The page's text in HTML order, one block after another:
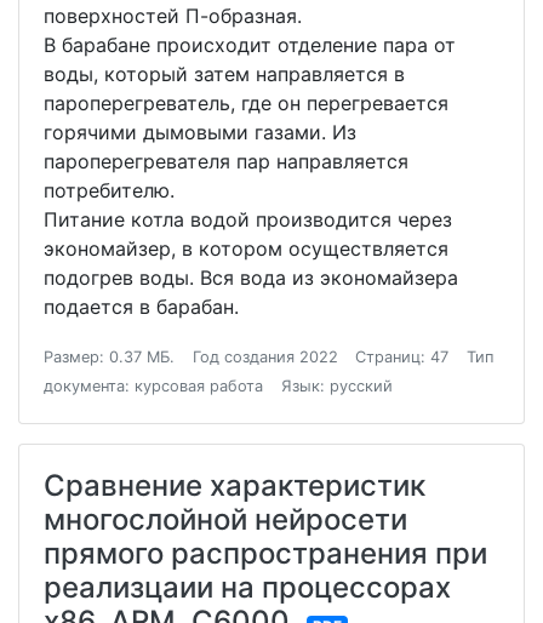
поверхностей П-образная.
В барабане происходит отделение пара от
воды, который затем направляется в
пароперегреватель, где он перегревается
горячими дымовыми газами. Из
пароперегревателя пар направляется
потребителю.
Питание котла водой производится через
экономайзер, в котором осуществляется
подогрев воды. Вся вода из экономайзера
подается в барабан.
Размер: 0.37 МБ. Год создания 2022 Страниц: 47
Тип
документа: курсовая работа
Язык: русский
Сравнение характеристик
многослойной нейросети
прямого распространения при
реализцаии на процессорах